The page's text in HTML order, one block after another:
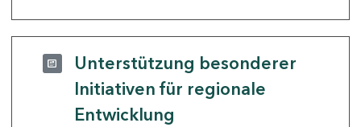
Unterstützung besonderer
Initiativen für regionale
Entwicklung